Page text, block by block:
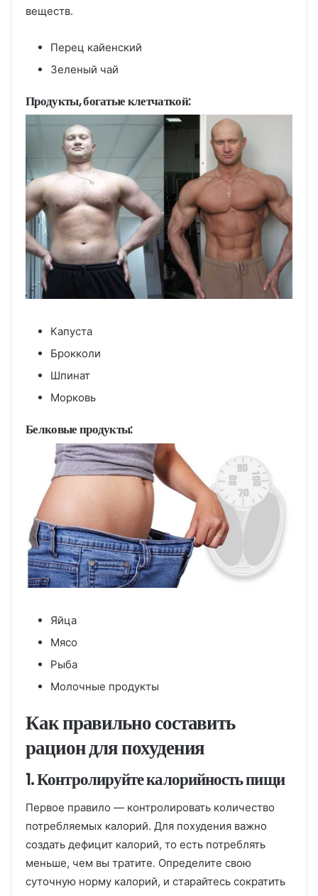
веществ.
Перец кайенский
Зеленый чай
Продукты, богатые клетчаткой:
Капуста
Брокколи
Шпинат
Морковь
Белковые продукты:
Яйца
Мясо
Рыба
Молочные продукты
Как правильно составить
рацион для похудения
1. Контролируйте калорийность пищи
Первое правило — контролировать количество
потребляемых калорий. Для похудения важно
создать дефицит калорий, то есть потреблять
меньше, чем вы тратите. Определите свою
суточную норму калорий, и старайтесь сократить